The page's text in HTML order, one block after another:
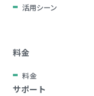
活用シーン
料金
料金
サポート